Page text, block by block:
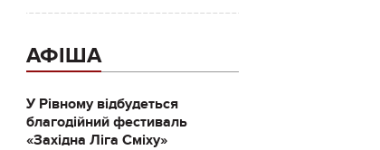
АФІША
У Рівному відбудеться
благодійний фестиваль
«Західна Ліга Сміху»